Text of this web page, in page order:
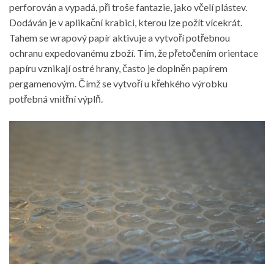
perforován a vypadá, při troše fantazie, jako včelí plástev.
Dodáván je v aplikační krabici, kterou lze požít vícekrát.
Tahem se wrapový papír aktivuje a vytvoří potřebnou
ochranu expedovanému zboží. Tím, že přetočením orientace
papíru vznikají ostré hrany, často je doplněn papírem
pergamenovým. Čímž se vytvoří u křehkého výrobku
potřebná vnitřní výplň.